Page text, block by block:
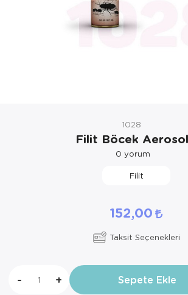
1028
Filit Böcek Aerosol
0 yorum
Filit
152,00
Taksit Seçenekleri
- + Sepete Ekle